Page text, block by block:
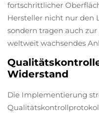
fortschrittlicher
Hersteller nicht nur den
sondern tragen auch
weltweit wachsendes
Widerstand
Die Implementierung